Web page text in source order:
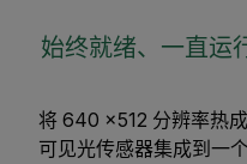
始终就绪、一直运
将 640 ×512 分辨率热
可见光传感器集成到一